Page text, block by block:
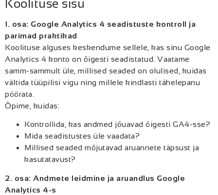
Koolituse sisu
1. osa: Google Analytics 4 seadistuste kontroll ja
parimad praktikad
Koolituse alguses keskendume sellele, kas sinu Google
Analytics 4 konto on õigesti seadistatud. Vaatame
samm-sammult üle, millised seaded on olulised, kuidas
vältida tüüpilisi vigu ning millele kindlasti tähelepanu
pöörata.
Õpime, kuidas:
Kontrollida, kas andmed jõuavad õigesti GA4-sse?
Mida seadistustes üle vaadata?
Millised seaded mõjutavad aruannete täpsust ja
kasutatavust?
2. osa: Andmete leidmine ja aruandlus Google
Analytics 4-s